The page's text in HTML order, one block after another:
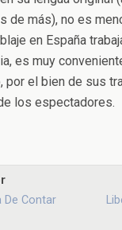
de más), no es
en España
es muy
por el bien de sus
los espectadores.
De Contar